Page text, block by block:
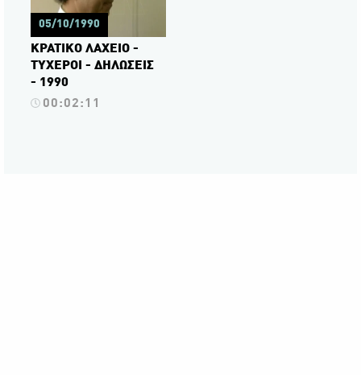
05/10/1990
ΚΡΑΤΙΚΟ ΛΑΧΕΙΟ -
ΤΥΧΕΡΟΙ - ΔΗΛΩΣΕΙΣ
- 1990
00:02:11